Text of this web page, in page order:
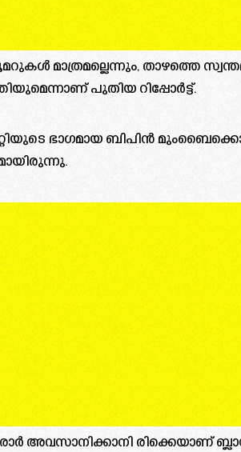
മാത്രമല്ലെന്നും, താഴത്തെ
പുതിയ റിപ്പോർട്ട്.
ഭാഗമായ ബിപിൻ
അവസാനിക്കാനി രിക്കെയാണ്